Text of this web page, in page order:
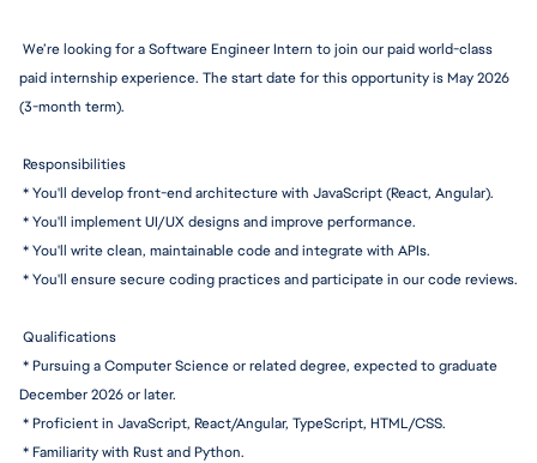
We’re looking for a Software Engineer Intern to join our paid world-class
paid internship experience. The start date for this opportunity is May 2026
(3-month term).
Responsibilities
* You'll develop front-end architecture with JavaScript (React, Angular).
* You'll implement UI/UX designs and improve performance.
* You'll write clean, maintainable code and integrate with APIs.
* You'll ensure secure coding practices and participate in our code reviews.
Qualifications
* Pursuing a Computer Science or related degree, expected to graduate
December 2026 or later.
* Proficient in JavaScript, React/Angular, TypeScript, HTML/CSS.
* Familiarity with Rust and Python.